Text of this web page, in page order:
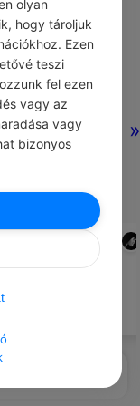
»
ADMIN
olyan
hogy tároljuk
Ezen
teszi
fel ezen
vagy az
vagy
bizonyos